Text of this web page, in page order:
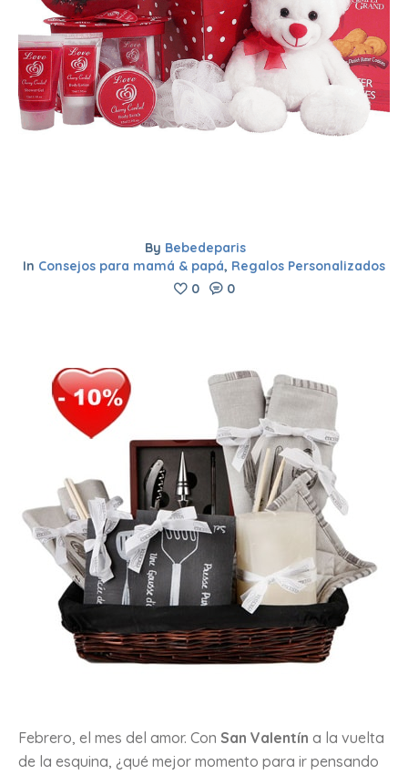
By Bebedeparis
In Consejos para mamá & papá, Regalos Personalizados
0
0
Febrero, el mes del amor. Con San Valentín a la vuelta
de la esquina, ¿qué mejor momento para ir pensando